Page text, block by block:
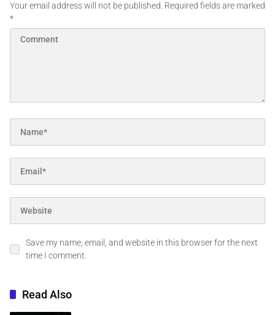
Your email address will not be published. Required fields are marked
*
Save my name, email, and website in this browser for the next
time I comment.
Read Also